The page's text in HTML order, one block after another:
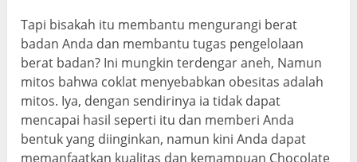
Tapi bisakah itu membantu mengurangi berat
badan Anda dan membantu tugas pengelolaan
berat badan? Ini mungkin terdengar aneh, Namun
mitos bahwa coklat menyebabkan obesitas adalah
mitos. Iya, dengan sendirinya ia tidak dapat
mencapai hasil seperti itu dan memberi Anda
bentuk yang diinginkan, namun kini Anda dapat
memanfaatkan kualitas dan kemampuan Chocolate